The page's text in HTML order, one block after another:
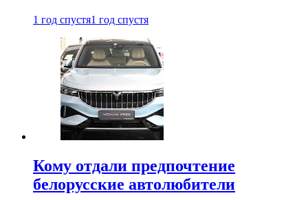
1 год спустя1 год спустя
Кому отдали предпочтение
белорусские автолюбители